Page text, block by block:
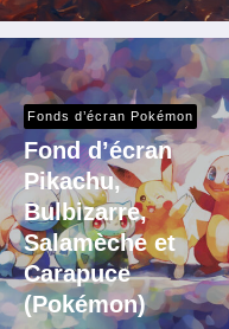
Fonds d’écran Pokémon
Fond d’écran
Pikachu,
Bulbizarre,
Salamèche et
Carapuce
(Pokémon)